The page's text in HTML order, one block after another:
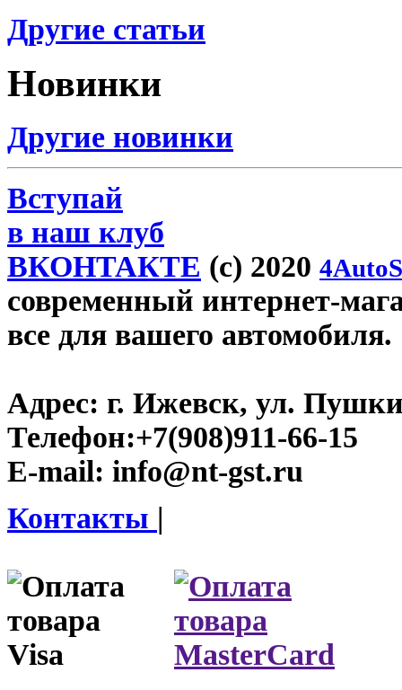
Другие статьи
Новинки
Другие новинки
Вступай
в наш клуб
ВКОНТАКТЕ (c) 2020
современный интернет-
все для вашего автомобиля.
Адрес: г. Ижевск, ул.
Телефон:+7(908)911-66-15
E-mail: info@nt-gst.ru
Контакты |